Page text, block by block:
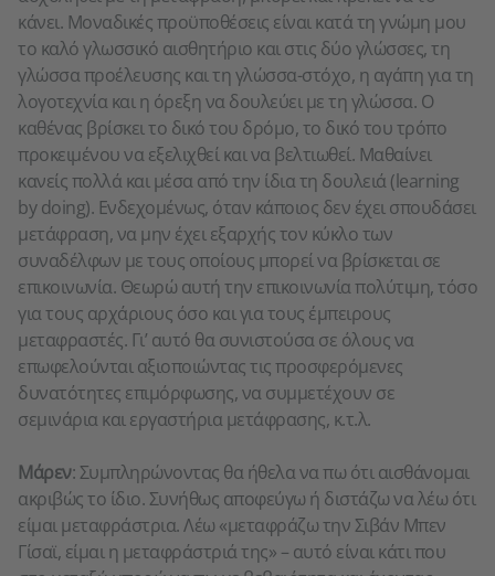
κάνει. Μοναδικές προϋποθέσεις είναι κατά τη γνώμη μου
το καλό γλωσσικό αισθητήριο και στις δύο γλώσσες, τη
γλώσσα προέλευσης και τη γλώσσα-στόχο, η αγάπη για τη
λογοτεχνία και η όρεξη να δουλεύει με τη γλώσσα. Ο
καθένας βρίσκει το δικό του δρόμο, το δικό του τρόπο
προκειμένου να εξελιχθεί και να βελτιωθεί. Μαθαίνει
κανείς πολλά και μέσα από την ίδια τη δουλειά (learning
by doing). Ενδεχομένως, όταν κάποιος δεν έχει σπουδάσει
μετάφραση, να μην έχει εξαρχής τον κύκλο των
συναδέλφων με τους οποίους μπορεί να βρίσκεται σε
επικοινωνία. Θεωρώ αυτή την επικοινωνία πολύτιμη, τόσο
για τους αρχάριους όσο και για τους έμπειρους
μεταφραστές. Γι’ αυτό θα συνιστούσα σε όλους να
επωφελούνται αξιοποιώντας τις προσφερόμενες
δυνατότητες επιμόρφωσης, να συμμετέχουν σε
σεμινάρια και εργαστήρια μετάφρασης, κ.τ.λ.
Μάρεν: Συμπληρώνοντας θα ήθελα να πω ότι αισθάνομαι
ακριβώς το ίδιο. Συνήθως αποφεύγω ή διστάζω να λέω ότι
είμαι μεταφράστρια. Λέω «μεταφράζω την Σιβάν Μπεν
Γίσαϊ, είμαι η μεταφράστριά της» – αυτό είναι κάτι που